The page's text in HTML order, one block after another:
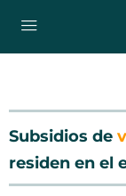
Subsidios de
residen en el